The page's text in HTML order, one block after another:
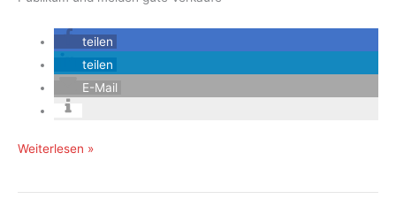
teilen
teilen
E-Mail
48.
Weiterlesen »